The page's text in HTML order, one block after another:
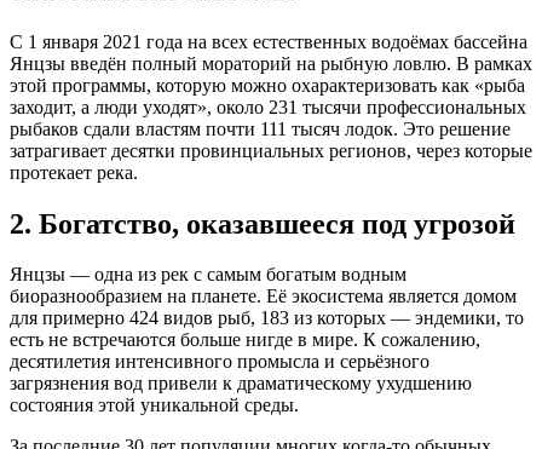
С 1 января 2021 года на всех естественных водоёмах бассейна
Янцзы введён полный мораторий на рыбную ловлю. В рамках
этой программы, которую можно охарактеризовать как «рыба
заходит, а люди уходят», около 231 тысячи профессиональных
рыбаков сдали властям почти 111 тысяч лодок. Это решение
затрагивает десятки провинциальных регионов, через которые
протекает река.
2. Богатство, оказавшееся под угрозой
Янцзы — одна из рек с самым богатым водным
биоразнообразием на планете. Её экосистема является домом
для примерно 424 видов рыб, 183 из которых — эндемики, то
есть не встречаются больше нигде в мире. К сожалению,
десятилетия интенсивного промысла и серьёзного
загрязнения вод привели к драматическому ухудшению
состояния этой уникальной среды.